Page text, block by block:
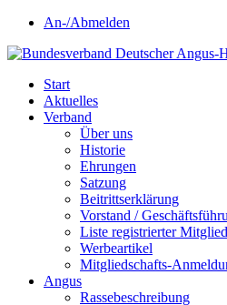
An-/Abmelden
Start
Aktuelles
Verband
Über uns
Historie
Ehrungen
Satzung
Beitrittserklärung
Vorstand /
Liste registrierter
Werbeartikel
Mitgliedschafts-
Angus
Rassebeschreibung